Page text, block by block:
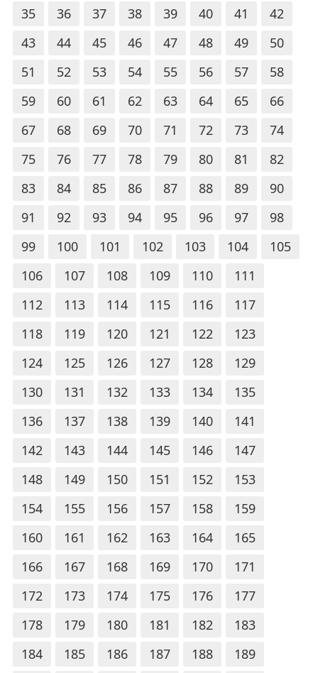
35
36 37 38 39 40 41
42
43
44 45 46 47 48 49
50
51
52 53 54 55 56 57
58
59
60 61 62 63 64 65
66
67
68 69 70 71 72 73
74
75
76 77 78 79 80 81
82
83
84 85 86 87 88 89
90
91
92 93 94 95 96 97
98
99
100 101 102 103 104
105
106
107 108 109 110
111
112
113 114 115 116
117
118
119 120 121 122
123
124
125 126 127 128
129
130
131 132 133 134
135
136
137 138 139 140
141
142
143 144 145 146
147
148
149 150 151 152
153
154
155 156 157 158
159
160
161 162 163 164
165
166
167 168 169 170
171
172
173 174 175 176
177
178
179 180 181 182
183
184
185 186 187 188
189